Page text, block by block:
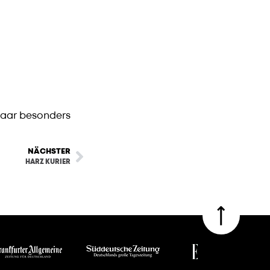
besonders
NÄCHSTER
HARZ KURIER